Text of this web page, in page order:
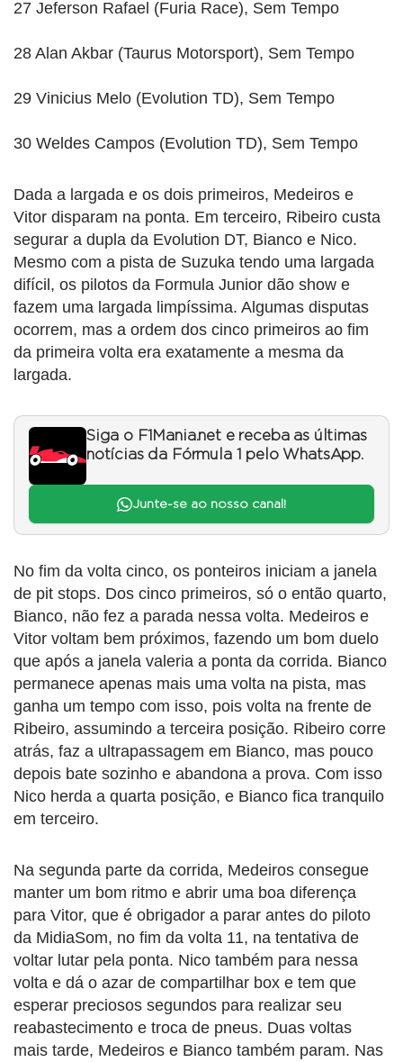
27 Jeferson Rafael (Furia Race), Sem Tempo
28 Alan Akbar (Taurus Motorsport), Sem Tempo
29 Vinicius Melo (Evolution TD), Sem Tempo
30 Weldes Campos (Evolution TD), Sem Tempo
Dada a largada e os dois primeiros, Medeiros e
Vitor disparam na ponta. Em terceiro, Ribeiro custa
segurar a dupla da Evolution DT, Bianco e Nico.
Mesmo com a pista de Suzuka tendo uma largada
difícil, os pilotos da Formula Junior dão show e
fazem uma largada limpíssima. Algumas disputas
ocorrem, mas a ordem dos cinco primeiros ao fim
da primeira volta era exatamente a mesma da
largada.
Siga o F1Mania.net e receba as últimas
notícias da Fórmula 1 pelo WhatsApp.
Junte-se ao nosso canal!
No fim da volta cinco, os ponteiros iniciam a janela
de pit stops. Dos cinco primeiros, só o então quarto,
Bianco, não fez a parada nessa volta. Medeiros e
Vitor voltam bem próximos, fazendo um bom duelo
que após a janela valeria a ponta da corrida. Bianco
permanece apenas mais uma volta na pista, mas
ganha um tempo com isso, pois volta na frente de
Ribeiro, assumindo a terceira posição. Ribeiro corre
atrás, faz a ultrapassagem em Bianco, mas pouco
depois bate sozinho e abandona a prova. Com isso
Nico herda a quarta posição, e Bianco fica tranquilo
em terceiro.
Na segunda parte da corrida, Medeiros consegue
manter um bom ritmo e abrir uma boa diferença
para Vitor, que é obrigador a parar antes do piloto
da MidiaSom, no fim da volta 11, na tentativa de
voltar lutar pela ponta. Nico também para nessa
volta e dá o azar de compartilhar box e tem que
esperar preciosos segundos para realizar seu
reabastecimento e troca de pneus. Duas voltas
mais tarde, Medeiros e Bianco também param. Nas